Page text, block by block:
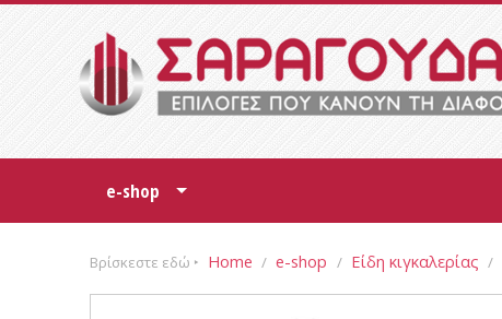
e-shop
Βρίσκεστε εδώ ‣ Home / e-shop / Είδη κιγκαλερίας /